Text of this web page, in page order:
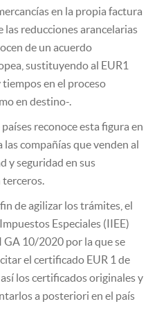
en la propia factura
las reducciones arancelarias
de un acuerdo
sustituyendo al EUR1
en el proceso
en destino-.
reconoce esta figura en
compañías que venden al
y seguridad en sus
terceros.
de agilizar los trámites, el
Especiales (IIEE)
10/2020 por la que se
el certificado EUR 1 de
los certificados originales y
a posteriori en el país